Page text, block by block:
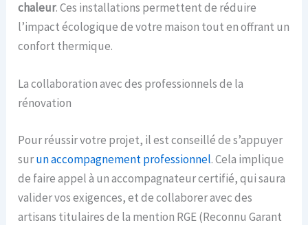
chaleur. Ces installations permettent de réduire
l’impact écologique de votre maison tout en offrant un
confort thermique.
La collaboration avec des professionnels de la
rénovation
Pour réussir votre projet, il est conseillé de s’appuyer
surun accompagnement professionnel. Cela implique
de faire appel à un accompagnateur certifié, qui saura
valider vos exigences, et de collaborer avec des
artisans titulaires de la mention RGE (Reconnu Garant